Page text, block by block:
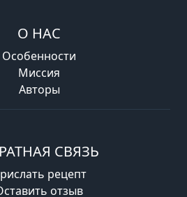
О НАС
Особенности
Миссия
Авторы
СВЯЗЬ
рецепт
отзыв